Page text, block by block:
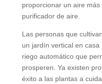
proporcionar un aire
purificador de aire.
Las personas que
un jardín vertical en
riego automático que
prosperen. Ya existen
éxito a las plantas a